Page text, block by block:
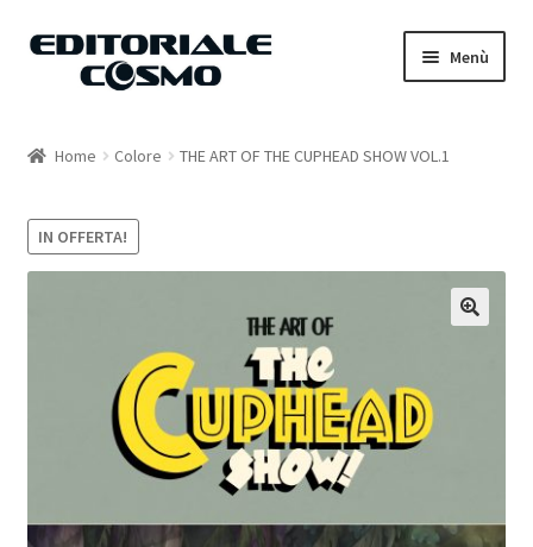
Vai
Vai
Menù
Carrello
Home Colore THE ART OF THE CUPHEAD SHOW VOL.1
IN OFFERTA!